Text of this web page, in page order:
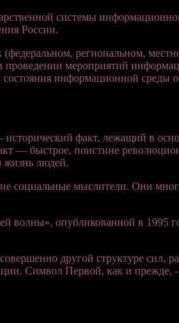
системы
России.
региональном,
мероприятий
информационной среды
факт, лежащий в
— быстрое, поистине
жизнь людей.
социальные мыслители. Они
волны», опубликованной в 1995
другой структуре сил,
Символ Первой, как и